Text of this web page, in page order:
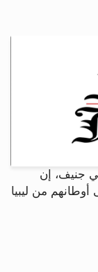
جنيف، إن
أوطانهم من ليبيا